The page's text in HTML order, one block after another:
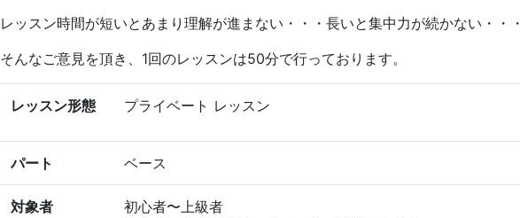
レッスン時間が短いとあまり理解が進まない・・・長いと集中力が続かない・・・
そんなご意見を頂き、1回のレッスンは50分で行っております。
レッスン形態 プライベート レッスン
パート ベース
対象者
初心者〜上級者